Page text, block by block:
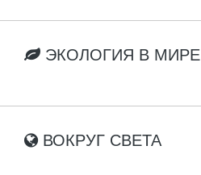
ЭКОЛОГИЯ В МИРЕ
ВОКРУГ СВЕТА